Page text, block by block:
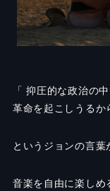
「 抑圧的な政治の
革命を起こしうるか
というジョンの言葉
音楽を自由に楽しめ